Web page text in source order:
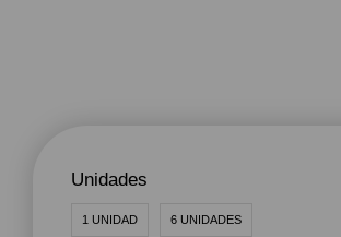
Unidades
1 UNIDAD 6 UNIDADES